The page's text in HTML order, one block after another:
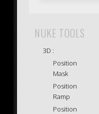
NUKE TOOLS
3D :
Position
Mask
Position
Ramp
Position